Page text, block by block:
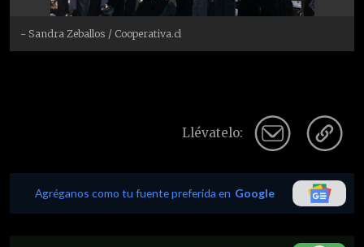
- Sandra Zeballos / Cooperativa.cl
Llévatelo:
Agréganos como tu fuente preferida en Google